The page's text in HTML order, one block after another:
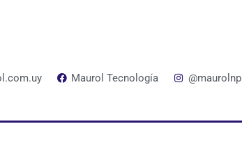
Maurol Tecnología @maurolnp